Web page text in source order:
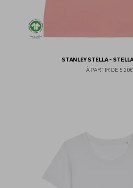
STANLEY STELLA -
À PARTIR DE 5.20€